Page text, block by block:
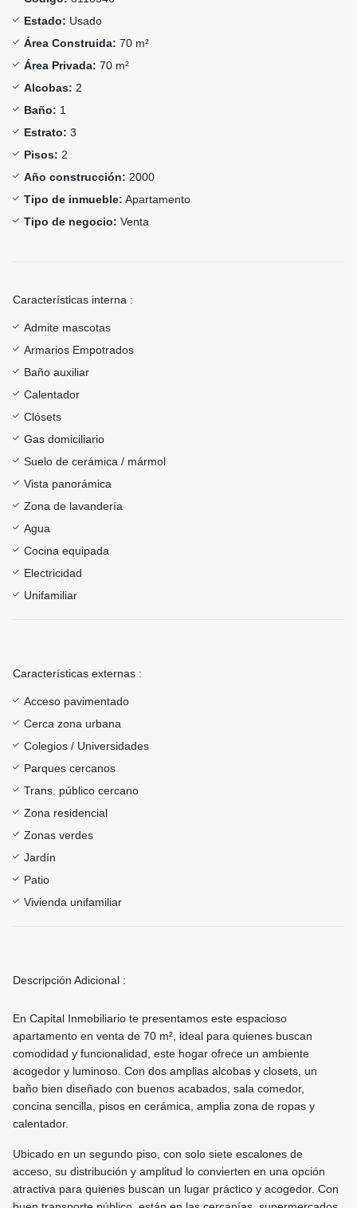
Estado: Usado
Área Construida: 70 m²
Área Privada: 70 m²
Alcobas: 2
Baño: 1
Estrato: 3
Pisos: 2
Año construcción: 2000
Tipo de inmueble: Apartamento
Tipo de negocio: Venta
Características interna :
Admite mascotas
Armarios Empotrados
Baño auxiliar
Calentador
Clósets
Gas domiciliario
Suelo de cerámica / mármol
Vista panorámica
Zona de lavandería
Agua
Cocina equipada
Electricidad
Unifamiliar
Características externas :
Acceso pavimentado
Cerca zona urbana
Colegios / Universidades
Parques cercanos
Trans. público cercano
Zona residencial
Zonas verdes
Jardín
Patio
Vivienda unifamiliar
Descripción Adicional :
En Capital Inmobiliario te presentamos este espacioso
apartamento en venta de 70 m², ideal para quienes buscan
comodidad y funcionalidad, este hogar ofrece un ambiente
acogedor y luminoso. Con dos amplias alcobas y closets, un
baño bien diseñado con buenos acabados, sala comedor,
concina sencilla, pisos en cerámica, amplia zona de ropas y
calentador.
Ubicado en un segundo piso, con solo siete escalones de
acceso, su distribución y amplitud lo convierten en una opción
atractiva para quienes buscan un lugar práctico y acogedor. Con